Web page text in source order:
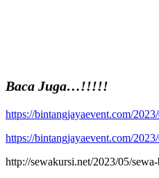
Baca Juga…!!!!!
https://bintangjayaevent.com/
https://bintangjayaevent.com/
http://sewakursi.net/2023/05/